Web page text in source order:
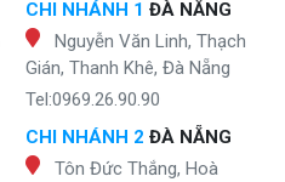
CHI NHÁNH 1 ĐÀ NẴNG
Nguyễn Văn Linh, Thạch
Gián, Thanh Khê, Đà Nẵng
Tel:0969.26.90.90
CHI NHÁNH 2 ĐÀ NẴNG
Tôn Đức Thắng, Hoà